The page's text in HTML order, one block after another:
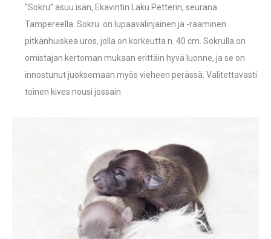
”Sokru” asuu isän, Ekavintin Laku Petterin, seurana
Tampereella. Sokru on lupaavalinjainen ja -raaminen
pitkänhuiskea uros, jolla on korkeutta n. 40 cm. Sokrulla on
omistajan kertoman mukaan erittäin hyvä luonne, ja se on
innostunut juoksemaan myös vieheen perässä. Valitettavasti
toinen kives nousi jossain